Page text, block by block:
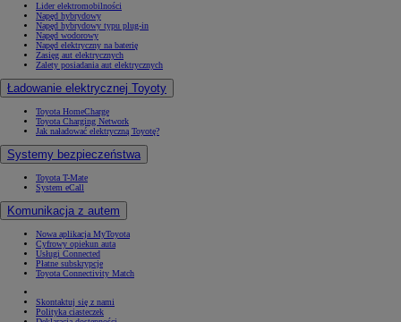
Lider elektromobilności
Napęd hybrydowy
Napęd hybrydowy typu plug-in
Napęd wodorowy
Napęd elektryczny na baterię
Zasięg aut elektrycznych
Zalety posiadania aut elektrycznych
Ładowanie elektrycznej Toyoty
Toyota HomeCharge
Toyota Charging Network
Jak naładować elektryczną Toyotę?
Systemy bezpieczeństwa
Toyota T-Mate
System eCall
Komunikacja z autem
Nowa aplikacja MyToyota
Cyfrowy opiekun auta
Usługi Connected
Płatne subskrypcje
Toyota Connectivity Match
Skontaktuj się z nami
Polityka ciasteczek